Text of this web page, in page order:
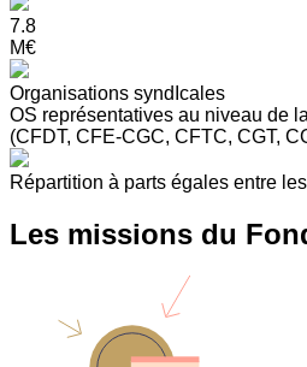
7.8
M€
Organisations syndIcales
OS représentatives au niveau de
(CFDT, CFE-CGC, CFTC, CGT,
Répartition à parts égales entre
Les missions du